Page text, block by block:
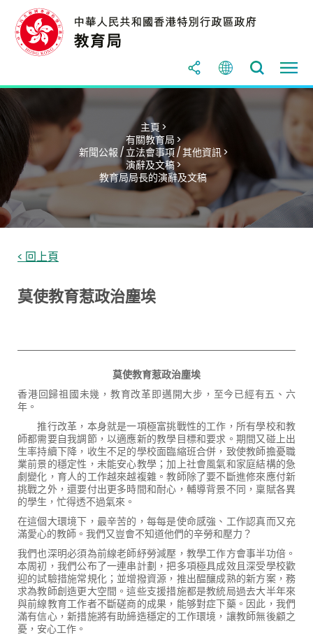
主頁 >
有關教育局 >
新聞公報 / 立法會事項 / 其他資訊 >
演辭及文稿 >
教育局局長的演辭及文稿
< 回上頁
莫使教育惹政治塵埃
莫使教育惹政治塵埃
香港回歸祖國未幾，教育改革即邁開大步，至今已經有五、六
年。
推行改革，本身就是一項極富挑戰性的工作，所有學校和教
師都需要自我調節，以適應新的教學目標和要求。期間又碰上出
生率持續下降，收生不足的學校面臨縮班合併，致使教師擔憂職
業前景的穩定性，未能安心教學；加上社會風氣和家庭結構的急
劇變化，育人的工作越來越複雜。教師除了要不斷進修來應付新
挑戰之外，還要付出更多時間和耐心，輔導背景不同，稟賦各異
的學生，忙得透不過氣來。
在這個大環境下，最辛苦的，每每是使命感強、工作認真而又充
滿愛心的教師。我們又豈會不知道他們的辛勞和壓力？
我們也深明必須為前線老師紓勞減壓，教學工作方會事半功倍。
本周初，我們公布了一連串計劃，把多項極具成效且深受學校歡
迎的試驗措施常規化；並增撥資源，推出醖釀成熟的新方案，務
求為教師創造更大空間。這些支援措施都是教統局過去大半年來
與前線教育工作者不斷磋商的成果，能够對症下藥。因此，我們
滿有信心，新措施將有助締造穩定的工作環境，讓教師無後顧之
憂，安心工作。